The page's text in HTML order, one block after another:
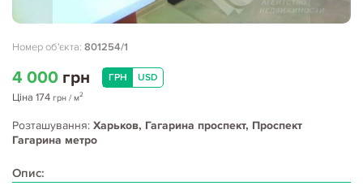
Номер об'єкта: 801254/1
4 000 грн ГРН USD
Ціна 174 грн / м2
Розташування: Харьков, Гагарина проспект, Проспект
Гагарина метро
Опис: